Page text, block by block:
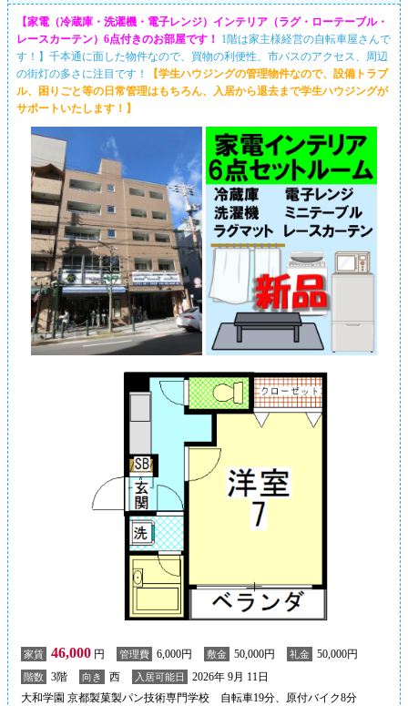
【家電（冷蔵庫・洗濯機・電子レンジ）インテリア（ラグ・ローテーブル・
レースカーテン）6点付きのお部屋です！
1階は家主様経営の自転車屋さんで
す！】千本通に面した物件なので、買物の利便性、市バスのアクセス、周辺
の街灯の多さに注目です！
【学生ハウジングの管理物件なので、設備トラブ
ル、困りごと等の日常管理はもちろん、入居から退去まで学生ハウジングが
サポートいたします！】
家賃 46,000 円 管理費 6,000円 敷金 50,000円 礼金 50,000円
階数 3階 向き 西 入居可能日
2026年 9月 11日
大和学園 京都製菓製パン技術専門学校 自転車19分、原付バイク8分